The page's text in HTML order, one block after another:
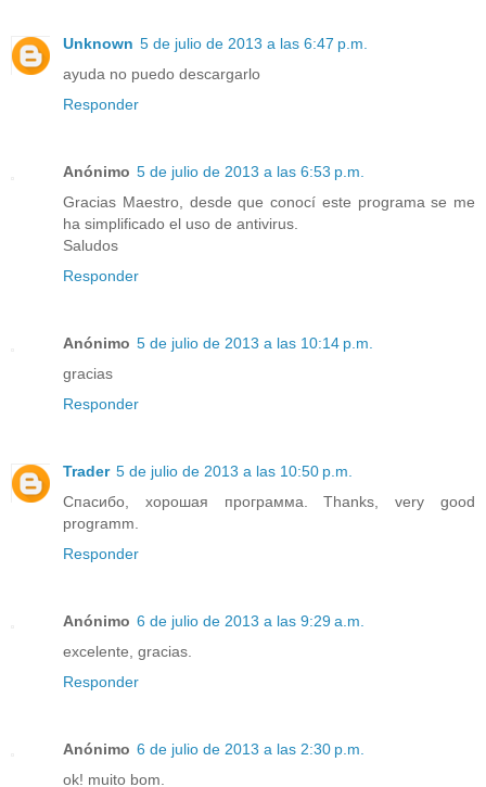
Unknown 5 de julio de 2013 a las 6:47 p.m.
ayuda no puedo descargarlo
Responder
Anónimo 5 de julio de 2013 a las 6:53 p.m.
Gracias Maestro, desde que conocí este programa se me
ha simplificado el uso de antivirus.
Saludos
Responder
Anónimo 5 de julio de 2013 a las 10:14 p.m.
gracias
Responder
Trader 5 de julio de 2013 a las 10:50 p.m.
Спасибо, хорошая программа. Thanks, very good
programm.
Responder
Anónimo 6 de julio de 2013 a las 9:29 a.m.
excelente, gracias.
Responder
Anónimo 6 de julio de 2013 a las 2:30 p.m.
ok! muito bom.